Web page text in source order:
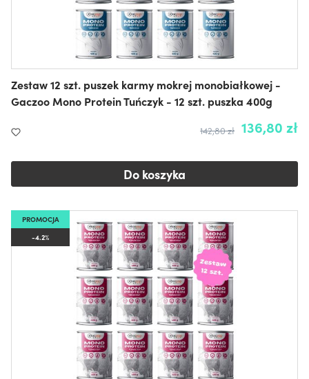
Zestaw 12 szt. puszek karmy mokrej monobiałkowej -
Gaczoo Mono Protein Tuńczyk - 12 szt. puszka 400g
136,80 zł
142,80 zł
Do koszyka
PROMOCJA
-4.2%